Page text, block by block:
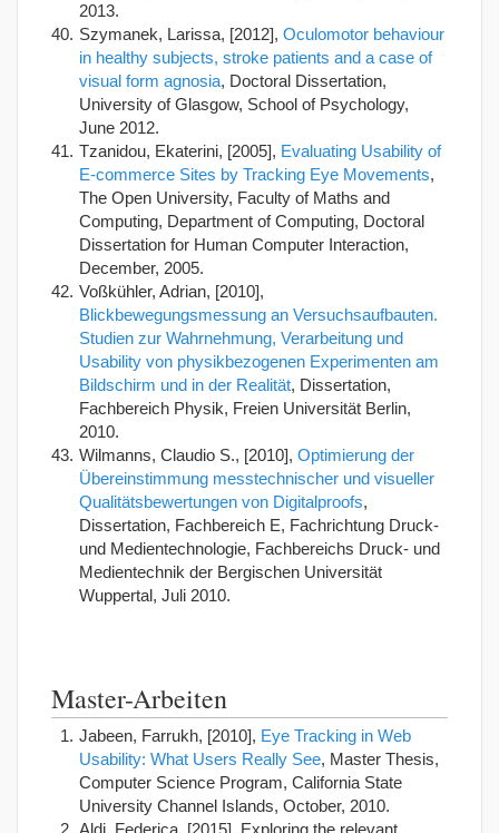
2013.
Szymanek, Larissa, [2012], Oculomotor behaviour
in healthy subjects, stroke patients and a case of
visual form agnosia, Doctoral Dissertation,
University of Glasgow, School of Psychology,
June 2012.
Tzanidou, Ekaterini, [2005], Evaluating Usability of
E-commerce Sites by Tracking Eye Movements,
The Open University, Faculty of Maths and
Computing, Department of Computing, Doctoral
Dissertation for Human Computer Interaction,
December, 2005.
Voßkühler, Adrian, [2010],
Blickbewegungsmessung an Versuchsaufbauten.
Studien zur Wahrnehmung, Verarbeitung und
Usability von physikbezogenen Experimenten am
Bildschirm und in der Realität, Dissertation,
Fachbereich Physik, Freien Universität Berlin,
2010.
Wilmanns, Claudio S., [2010], Optimierung der
Übereinstimmung messtechnischer und visueller
Qualitätsbewertungen von Digitalproofs,
Dissertation, Fachbereich E, Fachrichtung Druck-
und Medientechnologie, Fachbereichs Druck- und
Medientechnik der Bergischen Universität
Wuppertal, Juli 2010.
Master-Arbeiten
Jabeen, Farrukh, [2010], Eye Tracking in Web
Usability: What Users Really See, Master Thesis,
Computer Science Program, California State
University Channel Islands, October, 2010.
Aldi, Federica, [2015], Exploring the relevant